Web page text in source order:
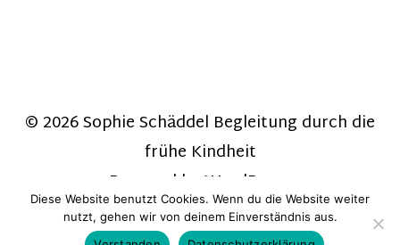
© 2026Sophie Schäddel Begleitung durch die
frühe Kindheit
Powered by WordPress
Theme: Zeitreise vonElmastudio
Diese Website benutzt Cookies. Wenn du die Website weiter
nutzt, gehen wir von deinem Einverständnis aus.